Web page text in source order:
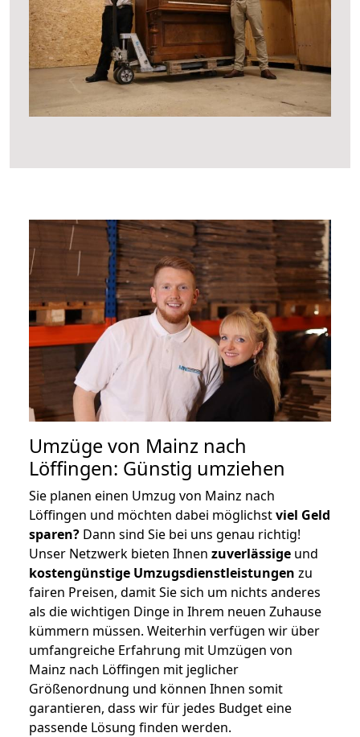
Umzüge von Mainz nach
Löffingen: Günstig umziehen
Sie planen einen Umzug von Mainz nach
Löffingen und möchten dabei möglichstviel Geld
sparen? Dann sind Sie bei uns genau richtig!
Unser Netzwerk bieten Ihnen zuverlässige und
kostengünstige Umzugsdienstleistungen zu
fairen Preisen, damit Sie sich um nichts anderes
als die wichtigen Dinge in Ihrem neuen Zuhause
kümmern müssen. Weiterhin verfügen wir über
umfangreiche Erfahrung mit Umzügen von
Mainz nach Löffingen mit jeglicher
Größenordnung und können Ihnen somit
garantieren, dass wir für jedes Budget eine
passende Lösung finden werden.